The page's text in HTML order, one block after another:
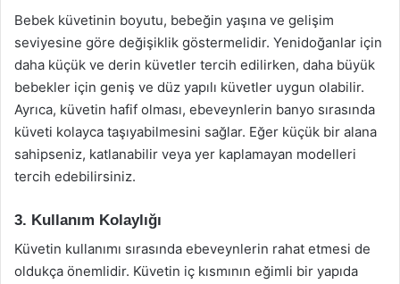
Bebek küvetinin boyutu, bebeğin yaşına ve gelişim
seviyesine göre değişiklik göstermelidir. Yenidoğanlar için
daha küçük ve derin küvetler tercih edilirken, daha büyük
bebekler için geniş ve düz yapılı küvetler uygun olabilir.
Ayrıca, küvetin hafif olması, ebeveynlerin banyo sırasında
küveti kolayca taşıyabilmesini sağlar. Eğer küçük bir alana
sahipseniz, katlanabilir veya yer kaplamayan modelleri
tercih edebilirsiniz.
3. Kullanım Kolaylığı
Küvetin kullanımı sırasında ebeveynlerin rahat etmesi de
oldukça önemlidir. Küvetin iç kısmının eğimli bir yapıda